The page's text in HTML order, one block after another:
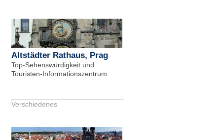
Altstädter Rathaus, Prag
Top-Sehenswürdigkeit und
Touristen-Informationszentrum
Verschiedenes